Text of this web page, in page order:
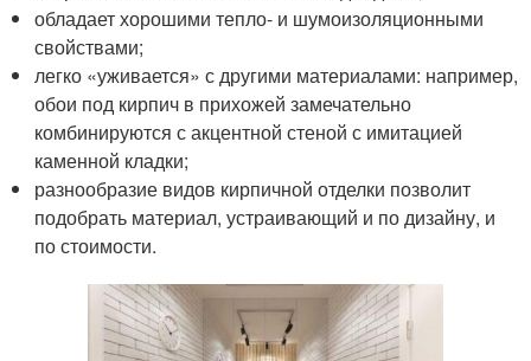
обладает хорошими тепло- и шумоизоляционными
свойствами;
легко «уживается» с другими материалами: например,
обои под кирпич в прихожей замечательно
комбинируются с акцентной стеной с имитацией
каменной кладки;
разнообразие видов кирпичной отделки позволит
подобрать материал, устраивающий и по дизайну, и
по стоимости.